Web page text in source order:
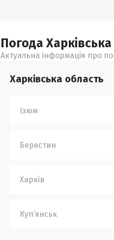
Погода Харківська
Актуальна інформація про
Харківська область
Ізюм
Берестин
Харків
Куп’янськ